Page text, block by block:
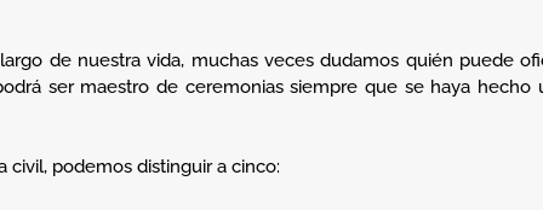
de nuestra vida, muchas veces dudamos quién puede
ser maestro de ceremonias siempre que se haya hecho
civil, podemos distinguir a cinco: